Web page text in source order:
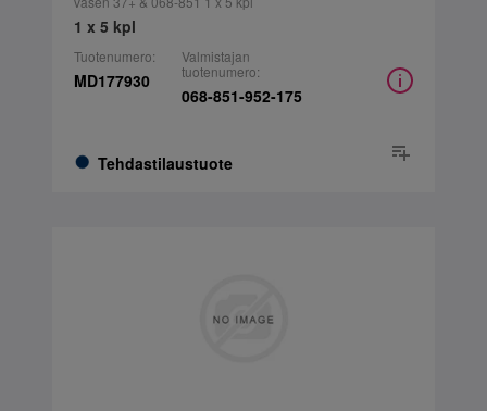
1 x 5 kpl
Tuotenumero:
MD177930
Tehdastilaustuote
Valmistajan
tuotenumero:
068-851-952-175